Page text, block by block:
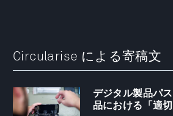
Circularise による寄稿文
デジタル製品パ
品における「適